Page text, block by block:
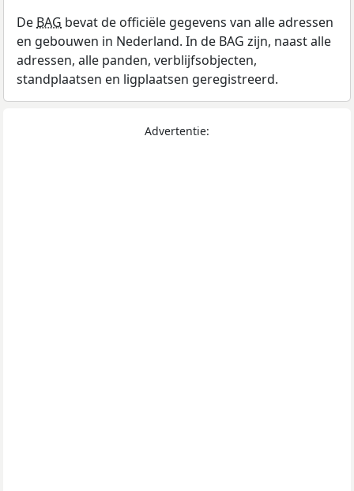
De BAG bevat de officiële gegevens van alle adressen
en gebouwen in Nederland. In de BAG zijn, naast alle
adressen, alle panden, verblijfsobjecten,
standplaatsen en ligplaatsen geregistreerd.
Advertentie: